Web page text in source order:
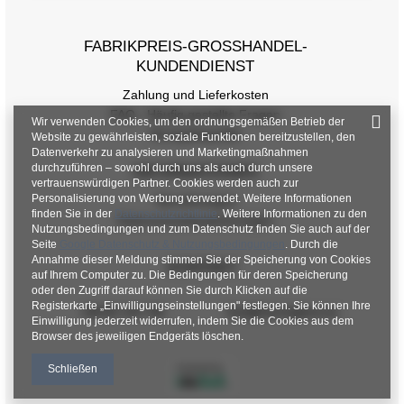
FABRIKPREIS-GROSSHANDEL-K
UNDENDIENST
Zahlung und Lieferkosten
FAQ - Häufig gestellte Fragen
Rückgabepolitik
INFORMATIONEN
Verordnungen
Datenschutzbestimmungen
KONTAKT
+48 601 547 740 hurt@factoryprice.eu
Wir verwenden Cookies, um den ordnungsgemäßen Betrieb der
Website zu gewährleisten, soziale Funktionen bereitzustellen, den
Datenverkehr zu analysieren und Marketingmaßnahmen
durchzuführen – sowohl durch uns als auch durch unsere
vertrauenswürdigen Partner. Cookies werden auch zur
Personalisierung von Werbung verwendet. Weitere Informationen
finden Sie in der
Datenschutzrichtlinie. Weitere Informationen zu den
Nutzungsbedingungen und zum Datenschutz finden Sie auch auf der
Seite
. Durch die
Annahme dieser Meldung stimmen Sie der Speicherung von Cookies
auf Ihrem Computer zu. Die Bedingungen für deren Speicherung
oder den Zugriff darauf können Sie durch Klicken auf die
Registerkarte „Einwilligungseinstellungen" festlegen. Sie können Ihre
Einwilligung jederzeit widerrufen, indem Sie die Cookies aus dem
Browser des jeweiligen Endgeräts löschen.
Schließen